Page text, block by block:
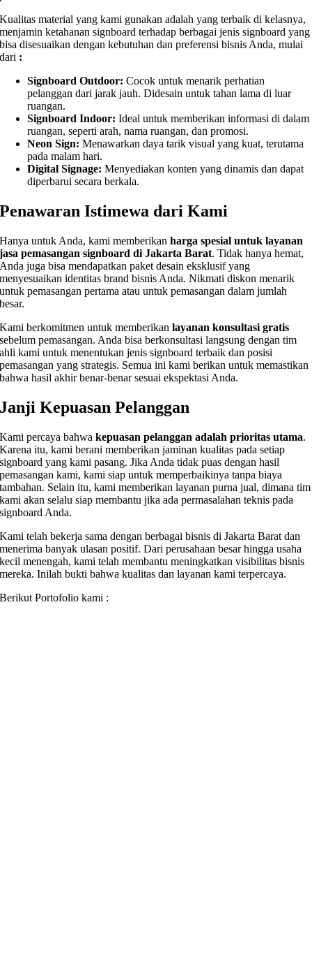
Kualitas material yang kami gunakan adalah yang terbaik di kelasnya,
menjamin ketahanan signboard terhadap berbagai jenis signboard yang
bisa disesuaikan dengan kebutuhan dan preferensi bisnis Anda, mulai
dari :
Signboard Outdoor: Cocok untuk menarik perhatian
pelanggan dari jarak jauh. Didesain untuk tahan lama di luar
ruangan.
Signboard Indoor: Ideal untuk memberikan informasi di dalam
ruangan, seperti arah, nama ruangan, dan promosi.
Neon Sign: Menawarkan daya tarik visual yang kuat, terutama
pada malam hari.
Digital Signage: Menyediakan konten yang dinamis dan dapat
diperbarui secara berkala.
Penawaran Istimewa dari Kami
Hanya untuk Anda, kami memberikanharga spesial untuk layanan
jasa pemasangan signboard di Jakarta Barat. Tidak hanya hemat,
Anda juga bisa mendapatkan paket desain eksklusif yang
menyesuaikan identitas brand bisnis Anda. Nikmati diskon menarik
untuk pemasangan pertama atau untuk pemasangan dalam jumlah
besar.
Kami berkomitmen untuk memberikanlayanan konsultasi gratis
sebelum pemasangan. Anda bisa berkonsultasi langsung dengan tim
ahli kami untuk menentukan jenis signboard terbaik dan posisi
pemasangan yang strategis. Semua ini kami berikan untuk memastikan
bahwa hasil akhir benar-benar sesuai ekspektasi Anda.
Janji Kepuasan Pelanggan
Kami percaya bahwakepuasan pelanggan adalah prioritas utama.
Karena itu, kami berani memberikan jaminan kualitas pada setiap
signboard yang kami pasang. Jika Anda tidak puas dengan hasil
pemasangan kami, kami siap untuk memperbaikinya tanpa biaya
tambahan. Selain itu, kami memberikan layanan purna jual, dimana tim
kami akan selalu siap membantu jika ada permasalahan teknis pada
signboard Anda.
Kami telah bekerja sama dengan berbagai bisnis di Jakarta Barat dan
menerima banyak ulasan positif. Dari perusahaan besar hingga usaha
kecil menengah, kami telah membantu meningkatkan visibilitas bisnis
mereka. Inilah bukti bahwa kualitas dan layanan kami terpercaya.
Berikut Portofolio kami :